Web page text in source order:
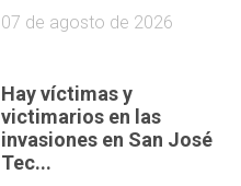
07 de agosto de 2026
Hay víctimas y
victimarios en las
invasiones en San José
Tec...